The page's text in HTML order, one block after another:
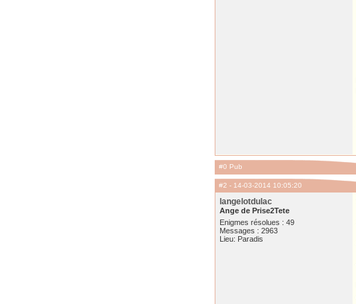
#0 Pub
#2 - 14-03-2014 10:05:20
langelotdulac
Ange de Prise2Tete
Enigmes résolues : 49
Messages : 2963
Lieu: Paradis